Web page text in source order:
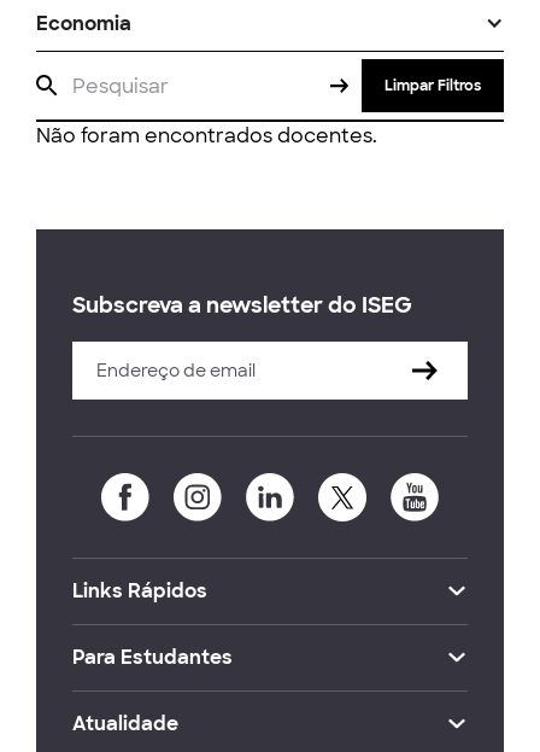
Economia
Limpar Filtros
Não foram encontrados docentes.
Subscreva a newsletter do ISEG
Links Rápidos
Para Estudantes
Atualidade